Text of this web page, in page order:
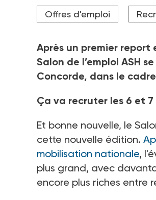
Etudiants en travail social,
attirés par ces métiers de
Offres d'emploi
Après un premier report
Salon de l’emploi ASH
Concorde, dans le
Ça va recruter les 6 et 7
Et bonne nouvelle, le
cette nouvelle édition.
mobilisation nationale,
plus grand, avec
encore plus riches entre